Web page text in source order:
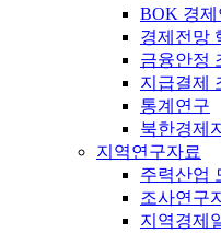
BOK 경
경제전망
금융안정
지급결제
통계연구
북한경제
지역연구자료
주력산업
조사연구
지역경제